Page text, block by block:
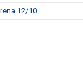
12/10